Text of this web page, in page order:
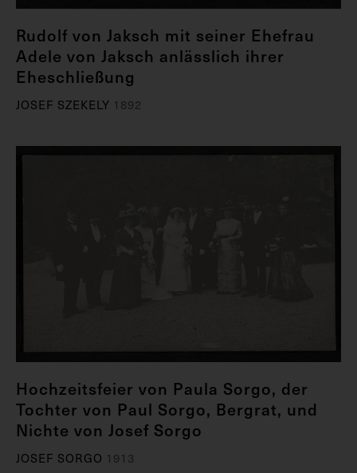
Rudolf von Jaksch mit seiner Ehefrau
Adele von Jaksch anlässlich ihrer
Eheschließung
JOSEF SZEKELY 1892
Hochzeitsfeier von Paula Sorgo, der
Tochter von Paul Sorgo, Bergrat, und
Nichte von Josef Sorgo
JOSEF SORGO 1913